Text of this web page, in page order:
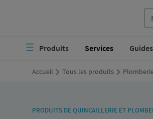
contenu
Navigation
principaleProduits Services
Accueil Tous les produits
PRODUITS DE QUINCAILLERIE ET